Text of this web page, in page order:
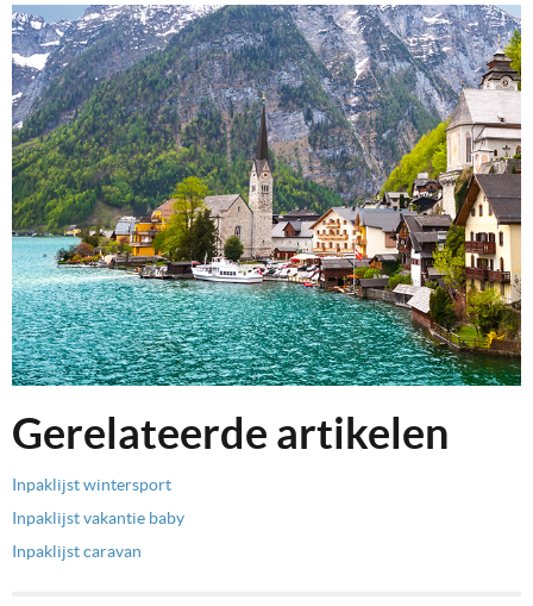
Gerelateerde artikelen
Inpaklijst wintersport
Inpaklijst vakantie baby
Inpaklijst caravan